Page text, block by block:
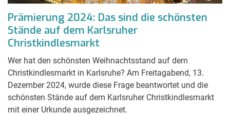
Prämierung 2024: Das sind die schönsten
Stände auf dem Karlsruher
Christkindlesmarkt
Wer hat den schönsten Weihnachtsstand auf dem
Christkindlesmarkt in Karlsruhe? Am Freitagabend, 13.
Dezember 2024, wurde diese Frage beantwortet und die
schönsten Stände auf dem Karlsruher Christkindlesmarkt
mit einer Urkunde ausgezeichnet.